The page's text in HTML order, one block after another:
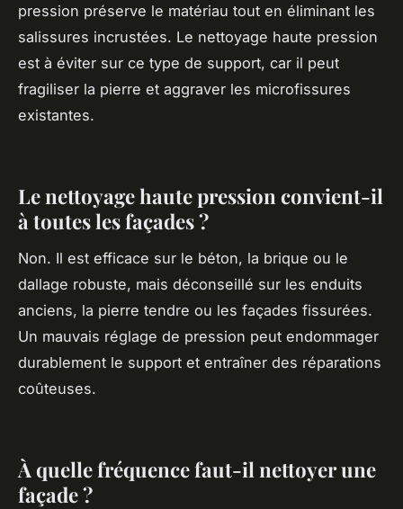
pression préserve le matériau tout en éliminant les
salissures incrustées. Le nettoyage haute pression
est à éviter sur ce type de support, car il peut
fragiliser la pierre et aggraver les microfissures
existantes.
Le nettoyage haute pression convient-il
à toutes les façades ?
Non. Il est efficace sur le béton, la brique ou le
dallage robuste, mais déconseillé sur les enduits
anciens, la pierre tendre ou les façades fissurées.
Un mauvais réglage de pression peut endommager
durablement le support et entraîner des réparations
coûteuses.
À quelle fréquence faut-il nettoyer une
façade ?